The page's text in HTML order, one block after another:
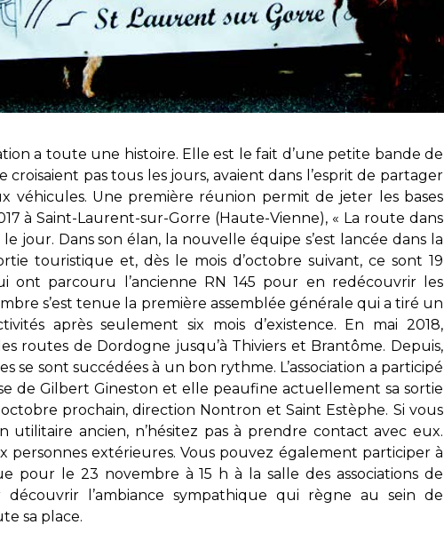
a toute une histoire. Elle est le fait d’une petite bande de
croisaient pas tous les jours, avaient dans l’esprit de partager
véhicules. Une première réunion permit de jeter les bases
à Saint-Laurent-sur-Gorre (Haute-Vienne), « La route dans
jour. Dans son élan, la nouvelle équipe s’est lancée dans la
touristique et, dès le mois d’octobre suivant, ce sont 19
ont parcouru l’ancienne RN 145 pour en redécouvrir les
s’est tenue la première assemblée générale qui a tiré un
après seulement six mois d’existence. En mai 2018,
routes de Dordogne jusqu’à Thiviers et Brantôme. Depuis,
se sont succédées à un bon rythme. L’association a participé
de Gilbert Gineston et elle peaufine actuellement sa sortie
prochain, direction Nontron et Saint Estèphe. Si vous
utilitaire ancien, n’hésitez pas à prendre contact avec eux.
personnes extérieures. Vous pouvez également participer à
pour le 23 novembre à 15 h à la salle des associations de
découvrir l’ambiance sympathique qui règne au sein de
sa place.